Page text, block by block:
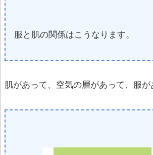
服と肌の関係はこうなります。
肌があって、空気の層があって、服が